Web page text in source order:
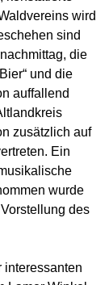
wird
sind
die
und die
auffallend
zusätzlich auf
Ein
wurde
des
interessanten